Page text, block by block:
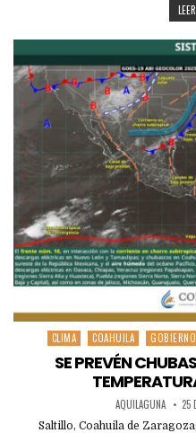
Posted
in
CLIMA COAHUILA
SE PREVÉN
AQUILAGUNA 25
Saltillo, Coahuila de